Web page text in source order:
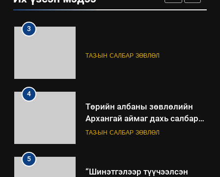
ЗАР ТАЗ-ЫН САЛБАР ЗӨВЛӨЛ
3
ТАЗ-ЫН САЛБАР ЗӨВЛӨЛ
4
Төрийн албаны зөвлөлийн
Архангай аймаг дахь салбар
зөвлөлийн 2025 оны үйл
ТАЗ-ЫН САЛБАР ЗӨВЛӨЛ
5
“Шинэтгэлээр түүчээлсэн